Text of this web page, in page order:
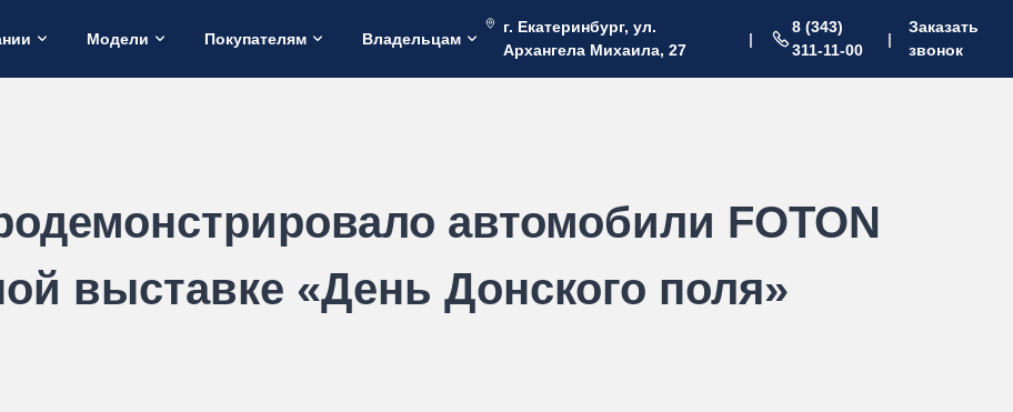
Модели Покупателям Владельцам
г. Екатеринбург, ул.
Архангела Михаила, 27
|
8 (343)
311-11-00
|
Заказать
звонок
автомобили FOTON
выставке «День Донского поля»